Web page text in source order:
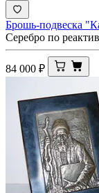
Брошь-подвеска
Серебро по
84 000 ₽